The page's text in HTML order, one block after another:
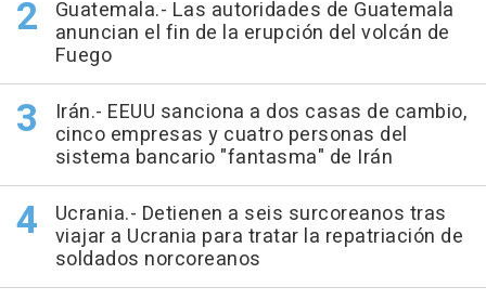
Guatemala.- Las autoridades de Guatemala
anuncian el fin de la erupción del volcán de
Fuego
Irán.- EEUU sanciona a dos casas de cambio,
cinco empresas y cuatro personas del
sistema bancario "fantasma" de Irán
Ucrania.- Detienen a seis surcoreanos tras
viajar a Ucrania para tratar la repatriación de
soldados norcoreanos